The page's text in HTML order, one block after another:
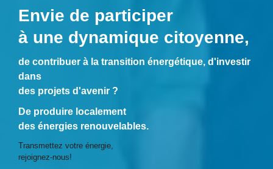
Envie de participer
à une dynamique citoyenne,
de contribuer à la transition énergétique, d'investir
dans
des projets d'avenir ?
De produire localement
des énergies renouvelables.
Transmettez votre énergie,
rejoignez-nous!